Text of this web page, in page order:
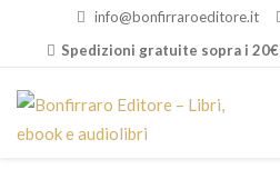
info@bonfirraroeditore.it
Spedizioni gratuite sopra i 20€